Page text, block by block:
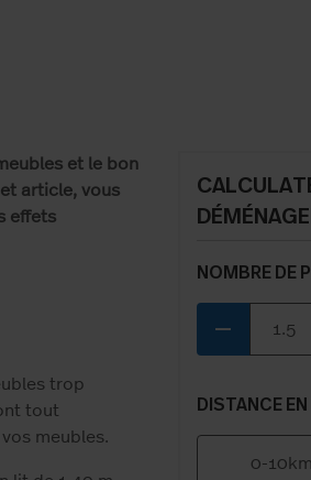
et le bon
article, vous
effets
trop
tout
meubles.
NOMBRE DE
remove
DISTANCE
0-10km